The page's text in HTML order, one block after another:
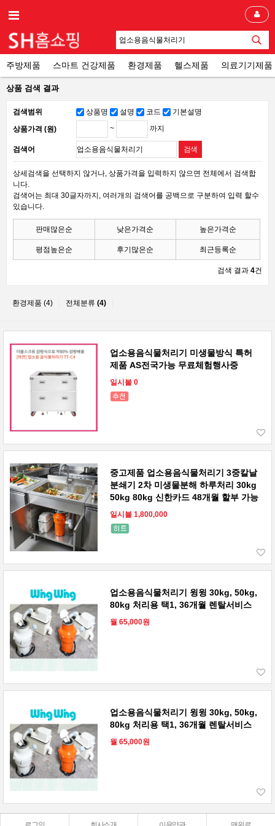
주방제품 스마트 건강제품 환경제품 헬스제품 의료기기제품
상품 검색 결과
검색범위 상품명 설명 코드
기본설명
상품가격 (원)
~ 까지
검색어
상세검색을 선택하지 않거나, 상품가격을 입력하지 않으면 전체에서 검색합
니다.
검색어는 최대 30글자까지, 여러개의 검색어를 공백으로 구분하여 입력 할수
있습니다.
판매많은순 낮은가격순 높은가격순
평점높은순 후기많은순 최근등록순
검색 결과 4건
환경제품 (4) 전체분류 (4)
업소용음식물처리기 미생물방식 특허
제품 AS전국가능 무료체험행사중
일시불 0
중고제품 업소용음식물처리기 3중칼날
분쇄기 2차 미생물분해 하루처리 30kg
50kg 80kg 신한카드 48개월 할부 가능
일시불 1,800,000
업소용음식물처리기 윙윙 30kg, 50kg,
80kg 처리용 택1, 36개월 렌탈서비스
월 65,000원
업소용음식물처리기 윙윙 30kg, 50kg,
80kg 처리용 택1, 36개월 렌탈서비스
월 65,000원